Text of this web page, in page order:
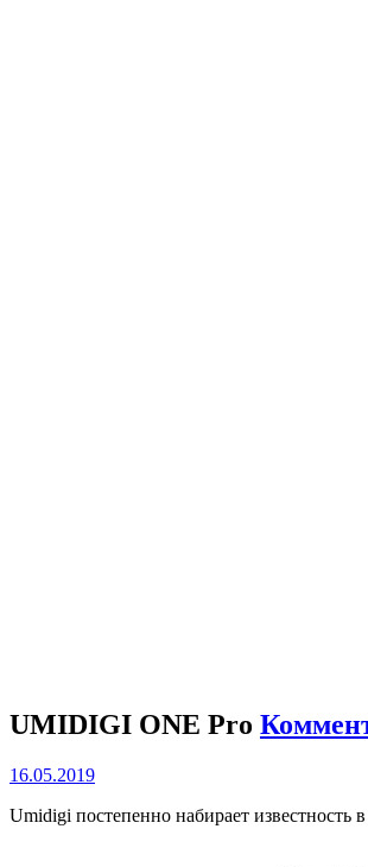
UMIDIGI ONE Pro
16.05.2019
Umidigi постепенно набирает